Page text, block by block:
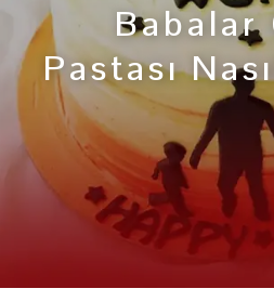
Babalar
Pastası